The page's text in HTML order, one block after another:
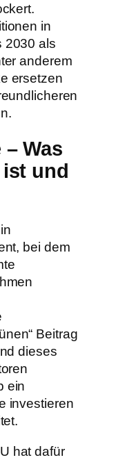
in
2030 als
anderem
ersetzen
Was
und
bei dem
Beitrag
dieses
ein
investieren
hat dafür